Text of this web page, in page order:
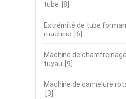
tube [8]
Extrémité de tube
machine [6]
Machine de
tuyau [9]
Machine de cannelure
[3]